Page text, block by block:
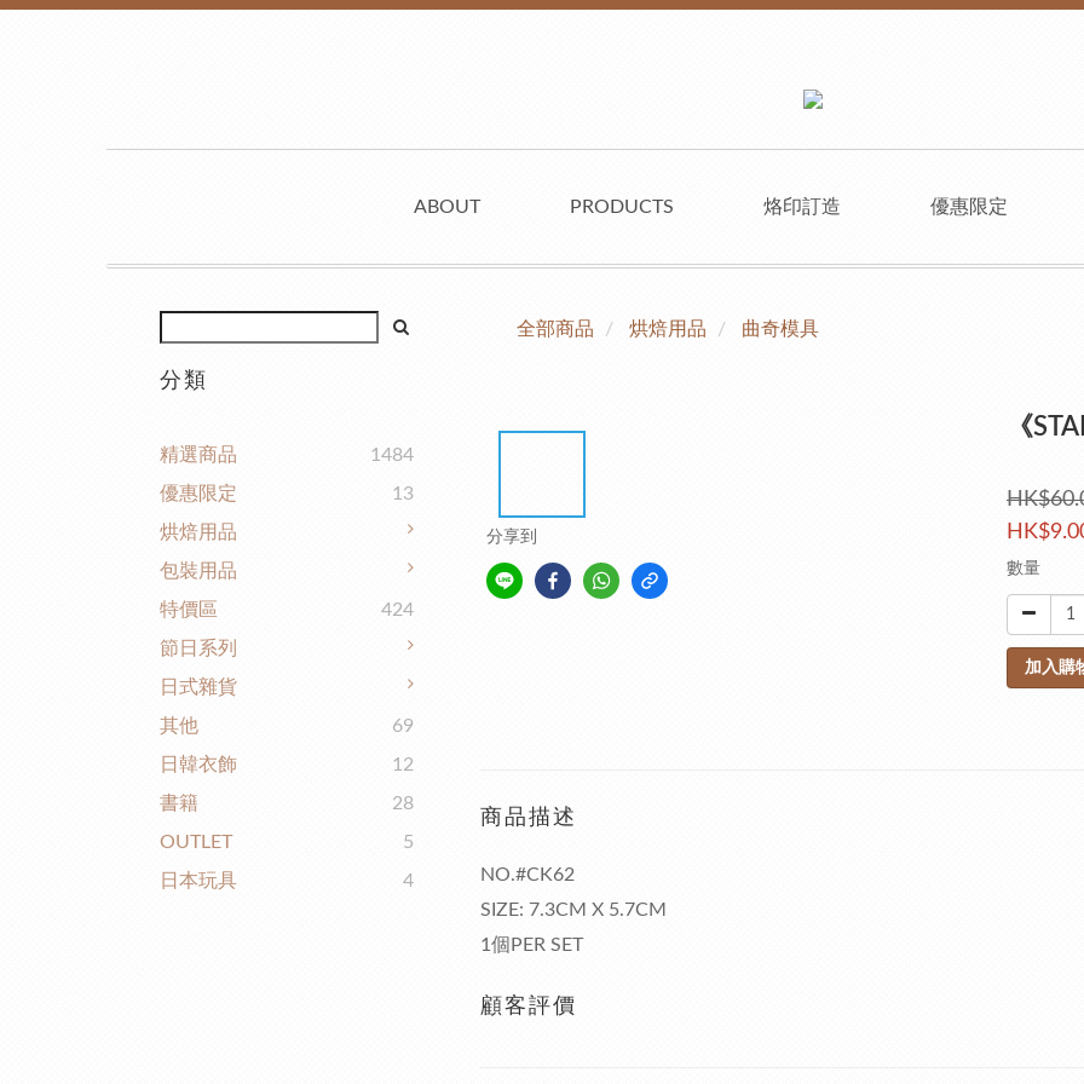
ABOUT PRODUCTS 烙印訂造 優惠限定
分類
精選商品
1484
優惠限定
13
烘焙用品
包裝用品
特價區
424
節日系列
日式雜貨
其他
69
日韓衣飾
12
書籍
28
OUTLET
5
日本玩具
4
全部商品 烘焙用品 曲奇模具
分享到
《
數量
加入購
商品描述
NO.#CK62
SIZE: 7.3CM X 5.7CM
1個PER SET
顧客評價